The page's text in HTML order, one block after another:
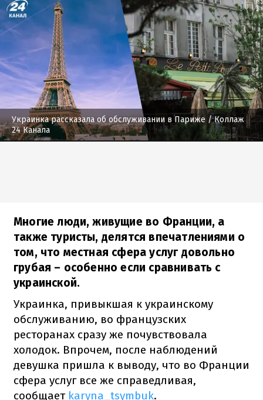
Украинка рассказала об обслуживании в Париже / Коллаж
24 Канала
Многие люди, живущие во Франции, а
также туристы, делятся впечатлениями о
том, что местная сфера услуг довольно
грубая – особенно если сравнивать с
украинской.
Украинка, привыкшая к украинскому
обслуживанию, во французских
ресторанах сразу же почувствовала
холодок. Впрочем, после наблюдений
девушка пришла к выводу, что во Франции
сфера услуг все же справедливая,
сообщает karyna_tsymbuk.